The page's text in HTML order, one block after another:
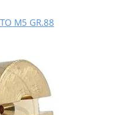
M5 GR.88